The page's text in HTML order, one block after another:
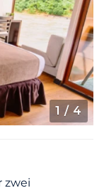
1 / 4
zwei